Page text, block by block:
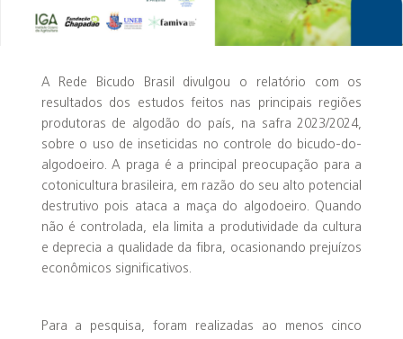
A Rede Bicudo Brasil divulgou o relatório com os
resultados dos estudos feitos nas principais regiões
produtoras de algodão do país, na safra 2023/2024,
sobre o uso de inseticidas no controle do bicudo-do-
algodoeiro. A praga é a principal preocupação para a
cotonicultura brasileira, em razão do seu alto potencial
destrutivo pois ataca a maça do algodoeiro. Quando
não é controlada, ela limita a produtividade da cultura
e deprecia a qualidade da fibra, ocasionando prejuízos
econômicos significativos.
Para a pesquisa, foram realizadas ao menos cinco